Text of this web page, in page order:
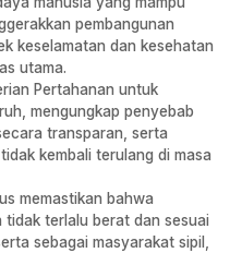
pembangunan
keselamatan dan kesehatan
utama.
Pertahanan untuk
mengungkap penyebab
transparan, serta
kembali terulang di masa
memastikan bahwa
terlalu berat dan sesuai
sebagai masyarakat sipil,